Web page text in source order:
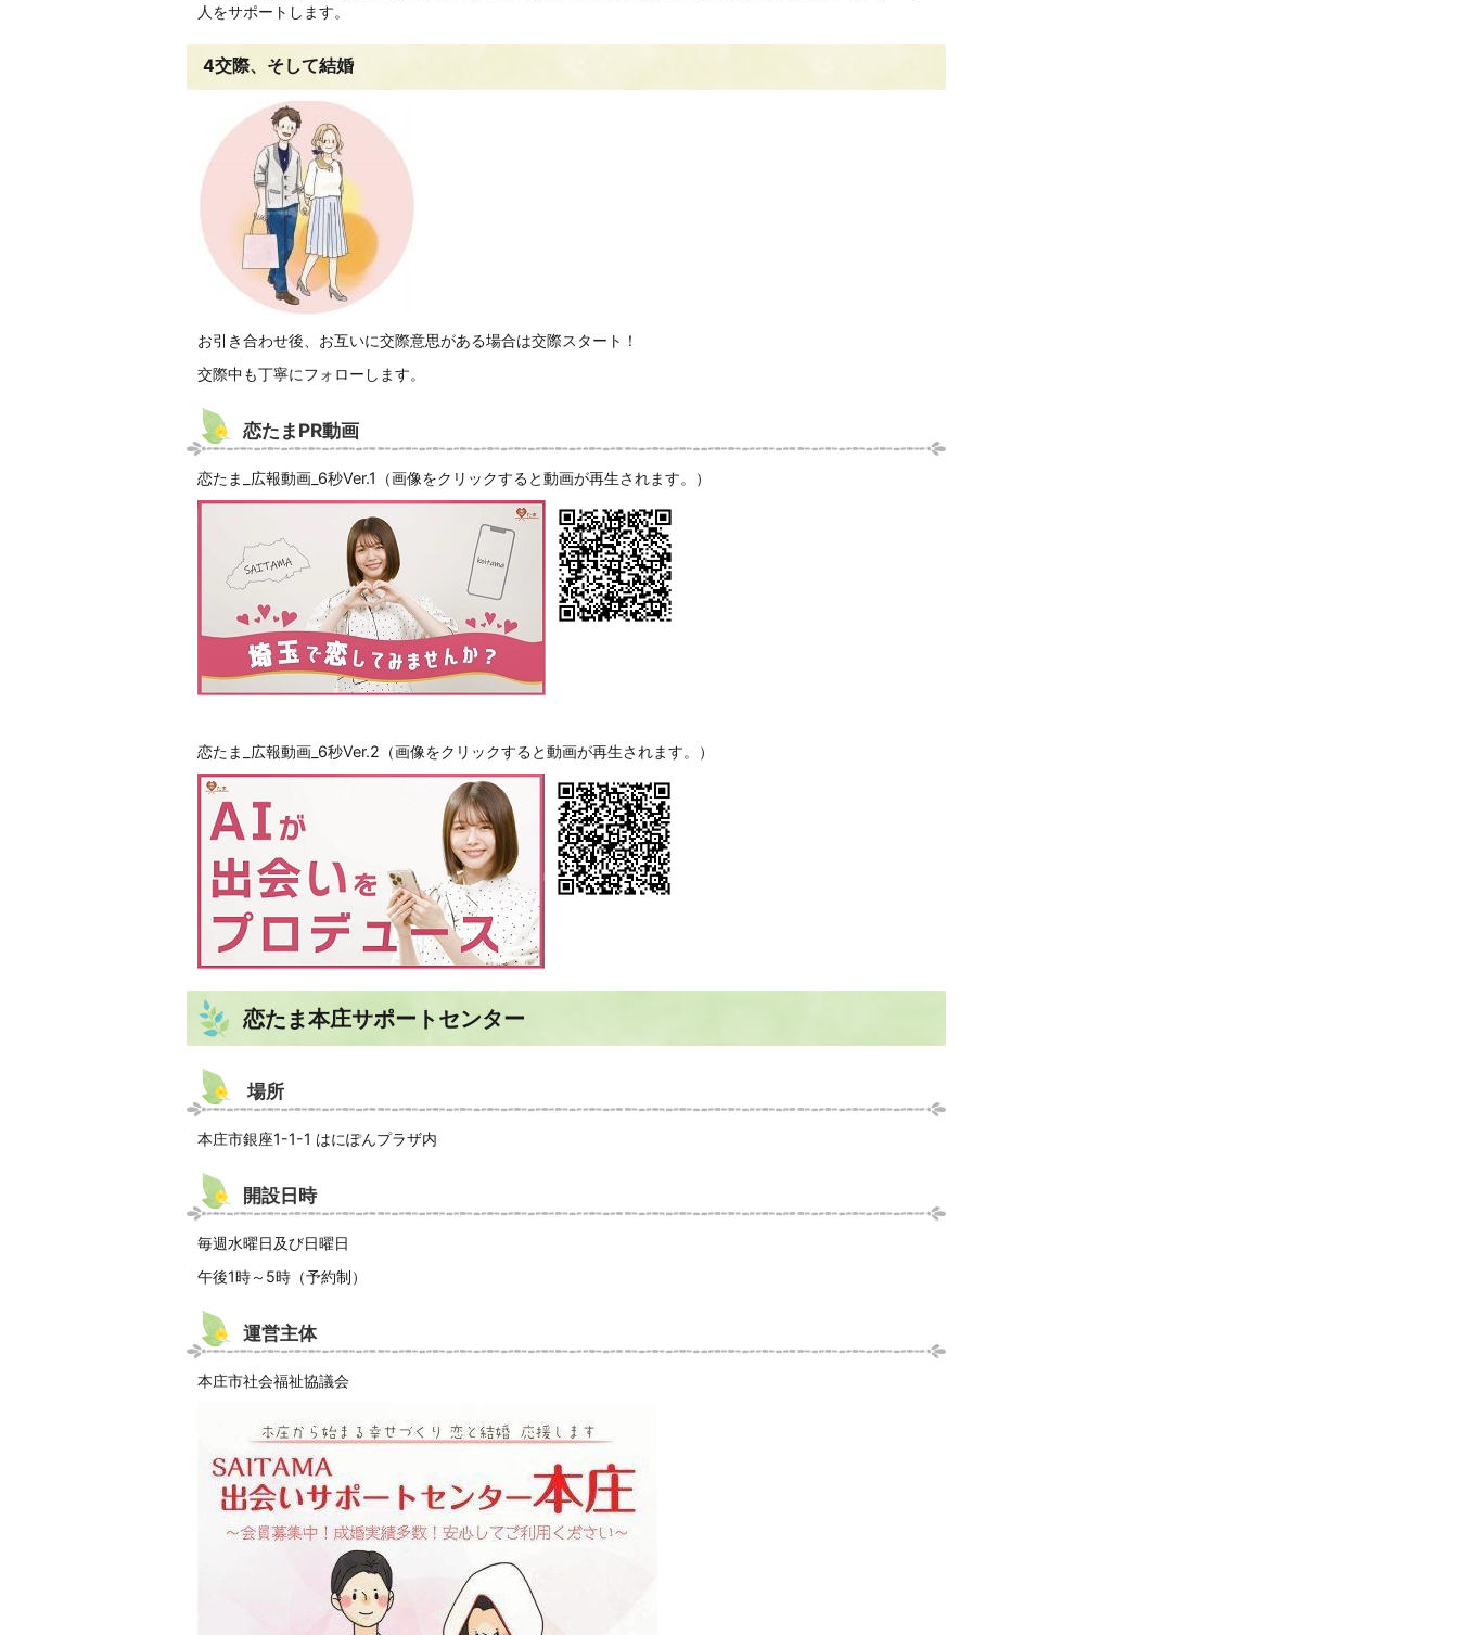
人をサポートします。
4交際、そして結婚
お引き合わせ後、お互いに交際意思がある場合は交際スタート！
交際中も丁寧にフォローします。
恋たまPR動画
恋たま_広報動画_6秒Ver.1（画像をクリックすると動画が再生されます。）
恋たま_広報動画_6秒Ver.2（画像をクリックすると動画が再生されます。）
恋たま本庄サポートセンター
場所
本庄市銀座1-1-1 はにぽんプラザ内
開設日時
毎週水曜日及び日曜日
午後1時～5時（予約制）
運営主体
本庄市社会福祉協議会